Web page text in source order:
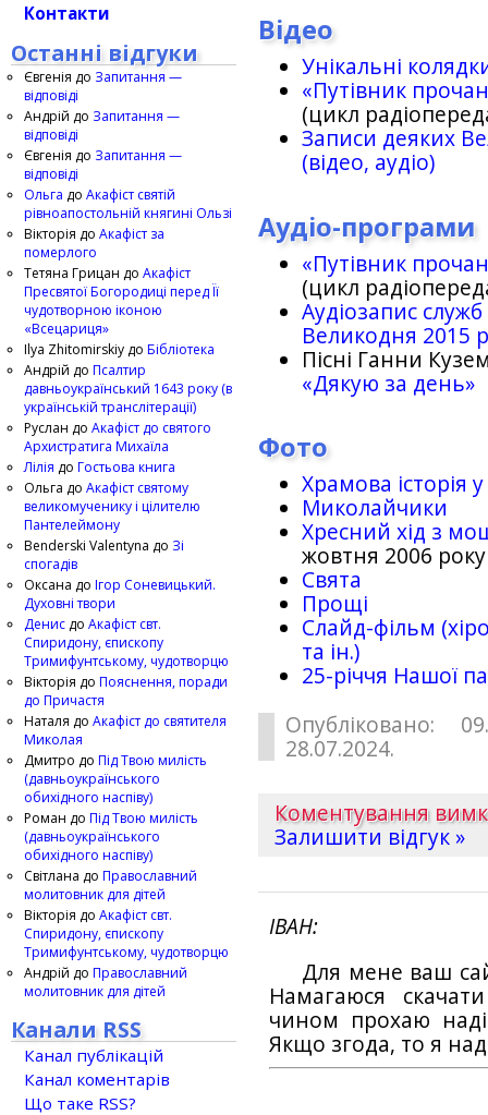
Відео
Унікальні
«Путівник
(цикл
Записи деяких
(відео, аудіо)
Аудіо-програми
«Путівник
(цикл
Аудіозапис
Великодня 2015
Пісні Ганни
«Дякую за день»
Фото
Храмова історія
Миколайчики
Хресний хід з
жовтня 2006 року
Свята
Прощі
Слайд-фільм
та ін.)
25-рiччя Нашої
Опубліковано:
28.07.2024.
Коментування
Залишити відгук »
ІВАН
Для мене ваш
Намагаюся
чином прохаю
Якщо згода, то я
Контакти
Останні відгуки
Євгенія до Запитання —
відповіді
Андрій до Запитання —
відповіді
Євгенія до Запитання —
відповіді
Ольга до Акафіст святій
рівноапостольній княгині Ользі
Вікторія до Акафіст за
померлого
Тетяна Грицан до Акафіст
Пресвятої Богородиці перед Її
чудотворною іконою
«Всецариця»
Ilya Zhitomirskiy до Бібліотека
Андрій до Псалтир
давньоукраїнський 1643 року (в
українській транслітерації)
Руслан до Акафіст до святого
Архистратига Михаїла
Лілія до Гостьова книга
Ольга до Акафіст святому
великомученику і цілителю
Пантелеймону
Benderski Valentyna до Зі
спогадів
Оксана до Ігор Соневицький.
Духовні твори
Денис до Акафіст свт.
Спиридону, єпископу
Тримифунтському, чудотворцю
Вікторія до Пояснення, поради
до Причастя
Наталя до Акафіст до святителя
Миколая
Дмитро до Під Твою милість
(давньоукраїнського
обихідного наспіву)
Роман до Під Твою милість
(давньоукраїнського
обихідного наспіву)
Світлана до Православний
молитовник для дітей
Вікторія до Акафіст свт.
Спиридону, єпископу
Тримифунтському, чудотворцю
Андрій до Православний
молитовник для дітей
Канали RSS
Канал публікацій
Канал коментарів
Що таке RSS?